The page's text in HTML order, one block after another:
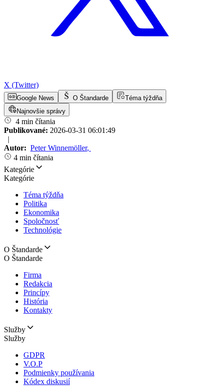
X (Twitter)
Google News O Štandarde
Téma týždňa
Najnovšie správy
4 min čítania
Publikované: 2026-03-31 06:01:49
|
Autor: Peter Winnemöller,
4 min čítania
Kategórie
Kategórie
Téma týždňa
Politika
Ekonomika
Spoločnosť
Technológie
O Štandarde
O Štandarde
Firma
Redakcia
Princípy
História
Kontakty
Služby
Služby
GDPR
V.O.P
Podmienky používania
Kódex diskusií